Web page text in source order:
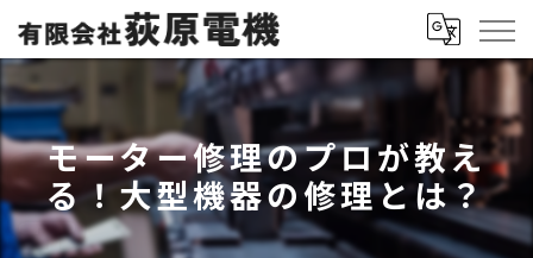
モーター修理のプロが教え
る！大型機器の修理とは？